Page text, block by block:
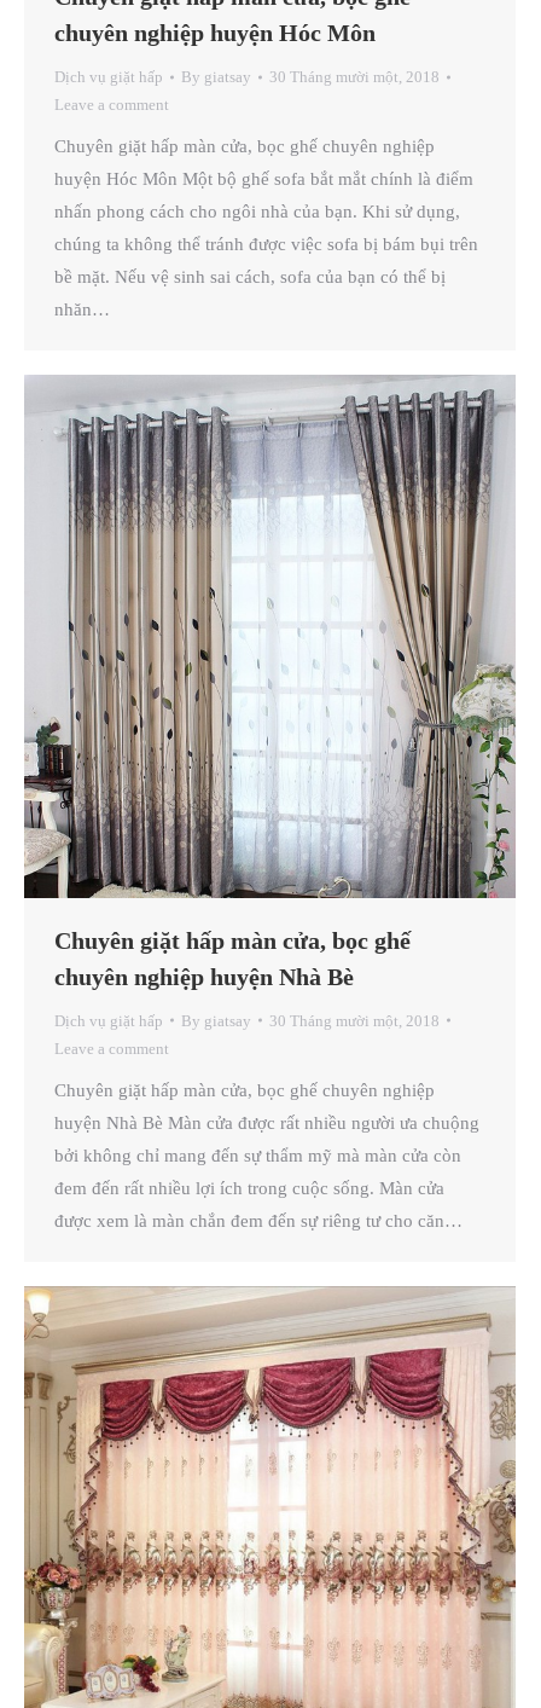
chuyên nghiệp huyện Hóc Môn
Dịch vụ giặt hấp By giatsay
30 Tháng mười một, 2018
Leave a comment
Chuyên giặt hấp màn cửa, bọc ghế chuyên nghiệp
huyện Hóc Môn Một bộ ghế sofa bắt mắt chính là điểm
nhấn phong cách cho ngôi nhà của bạn. Khi sử dụng,
chúng ta không thể tránh được việc sofa bị bám bụi trên
bề mặt. Nếu vệ sinh sai cách, sofa của bạn có thể bị
nhăn…
Chuyên giặt hấp màn cửa, bọc ghế
chuyên nghiệp huyện Nhà Bè
Dịch vụ giặt hấp By giatsay
30 Tháng mười một, 2018
Leave a comment
Chuyên giặt hấp màn cửa, bọc ghế chuyên nghiệp
huyện Nhà Bè Màn cửa được rất nhiều người ưa chuộng
bởi không chỉ mang đến sự thẩm mỹ mà màn cửa còn
đem đến rất nhiều lợi ích trong cuộc sống. Màn cửa
được xem là màn chắn đem đến sự riêng tư cho căn…